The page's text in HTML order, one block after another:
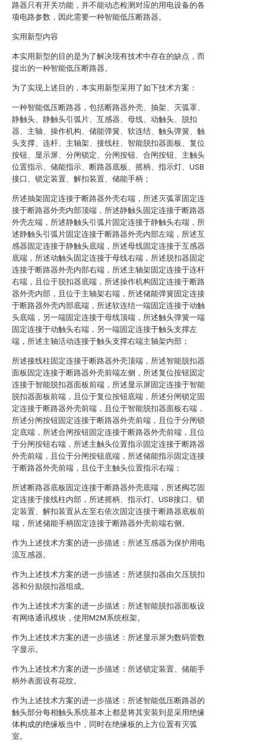
路器只有开关功能，并不能动态检测对应的用电设备的各
项电路参数，因此需要一种智能低压断路器。
实用新型内容
本实用新型的目的是为了解决现有技术中存在的缺点，而
提出的一种智能低压断路器。
为了实现上述目的，本实用新型采用了如下技术方案：
一种智能低压断路器，包括断路器外壳、抽架、灭弧罩、
静触头、静触头引弧片、互感器、母线、动触头、脱扣
器、主轴、操作机构、储能弹簧、软连结、触头弹簧、触
头支撑、连杆、主轴架、接线柱、智能脱扣器面板、复位
按钮、显示屏、分闸锁定、分闸按钮、合闸按钮、主触头
位置指示、储能指示、断路器底板、摇柄、指示灯、USB
接口、锁定装置、解扣装置、储能手柄；
所述抽架固定连接于断路器外壳右端，所述灭弧罩固定连
接于断路器外壳内部顶端，所述静触头固定连接于断路器
外壳左端，所述静触头引弧片固定连接于静触头右端，所
述静触头引弧片固定连接于断路器外壳内部左端，所述互
感器固定连接于静触头底端，所述母线固定连接于互感器
底端，所述动触头固定连接于母线右端，所述脱扣器固定
连接于断路器外壳内部右端，所述主轴架固定连接于连杆
右端，且位于脱扣器底端，所述操作机构固定连接于断路
器外壳内部，且位于主轴架右端，所述储能弹簧固定连接
于断路器外壳内部底端，所述软连结一端固定连接于动触
头底端，另一端固定连接于母线顶端，所述触头弹簧一端
固定连接于动触头右端，另一端固定连接于触头支撑左
端，所述主轴活动连接于触头支撑右端主轴架内部；
所述接线柱固定连接于断路器外壳顶端，所述智能脱扣器
面板固定连接于断路器外壳前端左侧，所述复位按钮固定
连接于智能脱扣器面板前端，所述显示屏固定连接于智能
脱扣器面板前端，且位于复位按钮底端，所述分闸锁定固
定连接于断路器外壳前端，且位于智能脱扣器面板右端，
所述分闸按钮固定连接于断路器外壳前端，且位于分闸锁
定底端，所述合闸按钮固定连接于断路器外壳前端，且位
于分闸按钮右端，所述主触头位置指示固定连接于断路器
外壳前端，且位于分闸按钮底端，所述储能指示固定连接
于断路器外壳前端，且位于主触头位置指示右端；
所述断路器底板固定连接于断路器外壳底端，所述阀芯固
定连接于接线柱内部，所述摇柄、指示灯、USB接口、锁
定装置、解扣装置从左至右依次固定连接于断路器底板前
端，所述储能手柄固定连接于断路器外壳前端右侧。
作为上述技术方案的进一步描述：所述互感器为保护用电
流互感器。
作为上述技术方案的进一步描述：所述脱扣器由欠压脱扣
器和分励脱扣器组成。
作为上述技术方案的进一步描述：所述智能脱扣器面板设
有网络通讯模块，使用M2M系统框架。
作为上述技术方案的进一步描述：所述显示屏为数码管数
字显示。
作为上述技术方案的进一步描述：所述锁定装置、储能手
柄外表面设有花纹。
作为上述技术方案的进一步描述：所述智能低压断路器的
触头部分每相触头系统基本上都是将其安装到是采用绝缘
体构成的绝缘板当中，同时在绝缘板的上方位置有灭弧
室。